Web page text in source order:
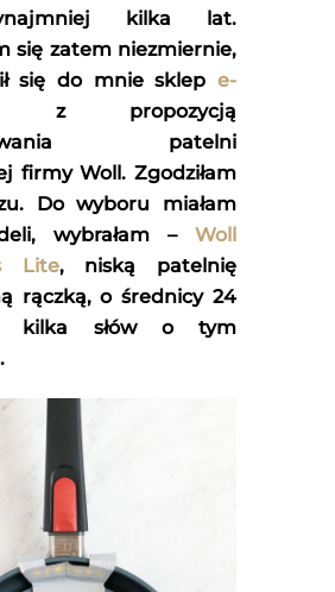
kilka lat.
się zatem niezmiernie,
się do mnie sklepe-
propozycją
patelni
firmy Woll. Zgodziłam
Do wyboru miałam
wybrałam –Woll
Lite, niską patelnię
rączką, o średnicy 24
kilka słów o tym